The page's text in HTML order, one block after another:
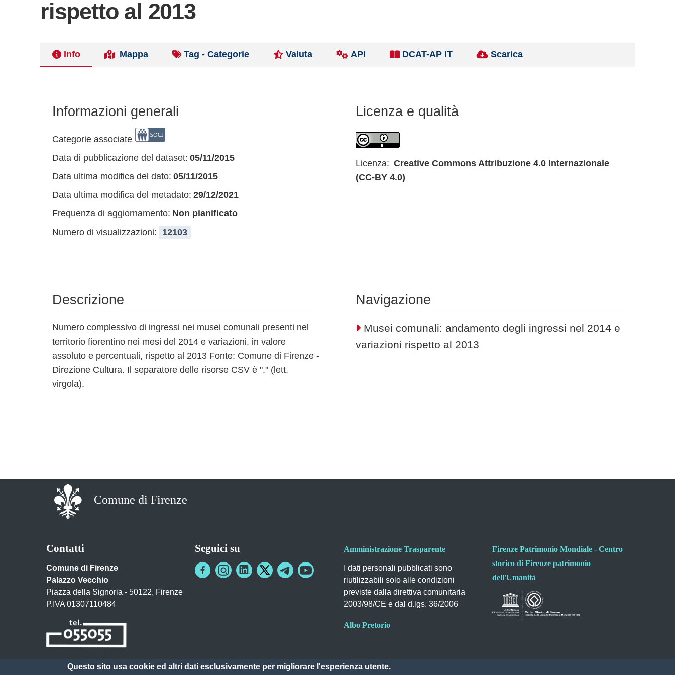
rispetto al 2013
Info Mappa Tag - Categorie Valuta API DCAT-AP IT Scarica
Informazioni generali
Categorie associate
Data di pubblicazione del dataset: 05/11/2015
Data ultima modifica del dato: 05/11/2015
Data ultima modifica del metadato: 29/12/2021
Frequenza di aggiornamento: Non pianificato
Numero di visualizzazioni:
12103
Licenza e qualità
Licenza: Creative Commons Attribuzione 4.0 Internazionale
(CC-BY 4.0)
Descrizione
Numero complessivo di ingressi nei musei comunali presenti nel
territorio fiorentino nei mesi del 2014 e variazioni, in valore
assoluto e percentuali, rispetto al 2013 Fonte: Comune di Firenze -
Direzione Cultura. Il separatore delle risorse CSV è "," (lett.
virgola).
Navigazione
Musei comunali: andamento degli ingressi nel 2014 e
variazioni rispetto al 2013
Comune di Firenze
Contatti
Comune di Firenze
Palazzo Vecchio
Piazza della Signoria - 50122, Firenze
P.IVA 01307110484
Posta Elettronica Certificata
Seguici su Amministrazione Trasparente
I dati personali pubblicati sono
riutilizzabili solo alle condizioni
previste dalla direttiva comunitaria
2003/98/CE e dal d.lgs. 36/2006
Albo Pretorio
Firenze Patrimonio Mondiale - Centro
storico di Firenze patrimonio
dell'Umanità
Questo sito usa cookie ed altri dati esclusivamente per migliorare l'esperienza utente.